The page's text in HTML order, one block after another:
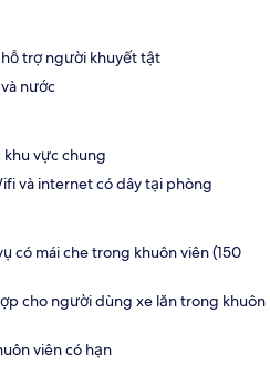
trợ người khuyết tật
nước
vực chung
và internet có dây tại phòng
có mái che trong khuôn viên (150
cho người dùng xe lăn trong khuôn
viên có hạn